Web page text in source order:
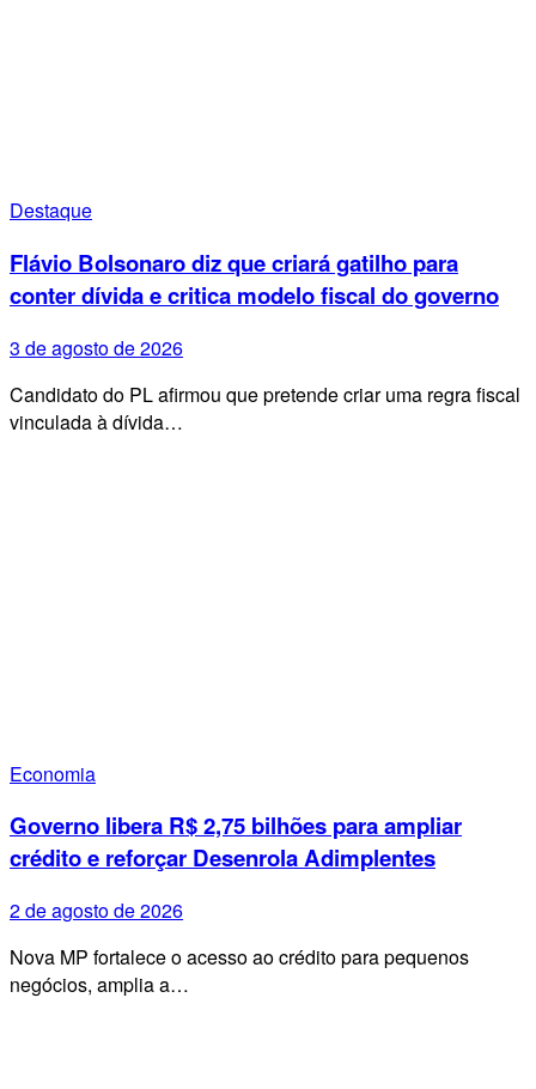
Destaque
Flávio Bolsonaro diz que criará gatilho para
conter dívida e critica modelo fiscal do governo
3 de agosto de 2026
Candidato do PL afirmou que pretende criar uma regra fiscal
vinculada à dívida…
Economia
Governo libera R$ 2,75 bilhões para ampliar
crédito e reforçar Desenrola Adimplentes
2 de agosto de 2026
Nova MP fortalece o acesso ao crédito para pequenos
negócios, amplia a…